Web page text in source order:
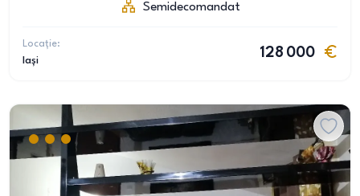
Semidecomandat
Locație:
Iași
128 000